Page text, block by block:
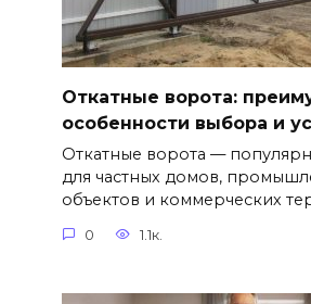
Откатные ворота:
особенности выбора и
Откатные ворота —
для частных домов,
объектов и коммерческих
0 1.1к.